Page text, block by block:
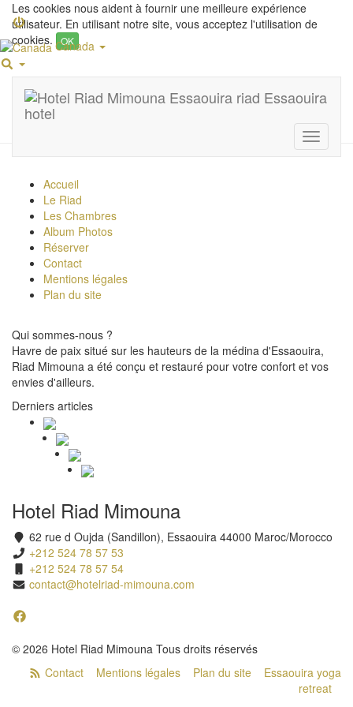
Les cookies nous aident à fournir une meilleure expérience
utilisateur. En utilisant notre site, vous acceptez l'utilisation de
cookies.
OK
Canada
Toggle
Plan du site
Accueil
Le Riad
Les Chambres
Album Photos
Réserver
Contact
Mentions légales
Plan du site
Qui sommes-nous ?
Havre de paix situé sur les hauteurs de la médina d'Essaouira,
Riad Mimouna a été conçu et restauré pour votre confort et vos
envies d'ailleurs.
Derniers articles
Hotel Riad Mimouna
62 rue d Oujda (Sandillon), Essaouira 44000 Maroc/Morocco
+212 524 78 57 53
+212 524 78 57 54
contact@hotelriad-mimouna.com
© 2026 Hotel Riad Mimouna Tous droits réservés
Contact
Mentions légales Plan du site
Essaouira yoga
retreat